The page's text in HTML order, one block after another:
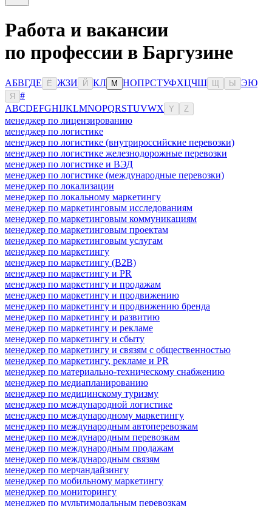
Работа и вакансии
по профессии в Баргузине
АБВГДЕ Ё ЖЗИ Й КЛ М НОПРСТУФХЦЧШ Ы ЭЮ
Я
#
ABCDEFGHIJKLMNOPQRSTUVWX Y Z
менеджер по лицензированию
менеджер по логистике
менеджер по логистике (внутрироссийские перевозки)
менеджер по логистике железнодорожные перевозки
менеджер по логистике и ВЭД
менеджер по логистике (международные перевозки)
менеджер по локализации
менеджер по локальному маркетингу
менеджер по маркетинговым исследованиям
менеджер по маркетинговым коммуникациям
менеджер по маркетинговым проектам
менеджер по маркетинговым услугам
менеджер по маркетингу
менеджер по маркетингу (B2B)
менеджер по маркетингу и PR
менеджер по маркетингу и продажам
менеджер по маркетингу и продвижению
менеджер по маркетингу и продвижению бренда
менеджер по маркетингу и развитию
менеджер по маркетингу и рекламе
менеджер по маркетингу и сбыту
менеджер по маркетингу и связям с общественностью
менеджер по маркетингу, рекламе и PR
менеджер по материально-техническому снабжению
менеджер по медиапланированию
менеджер по медицинскому туризму
менеджер по международной логистике
менеджер по международному маркетингу
менеджер по международным автоперевозкам
менеджер по международным перевозкам
менеджер по международным продажам
менеджер по международным связям
менеджер по мерчандайзингу
менеджер по мобильному маркетингу
менеджер по мониторингу
менеджер по мультимодальным перевозкам